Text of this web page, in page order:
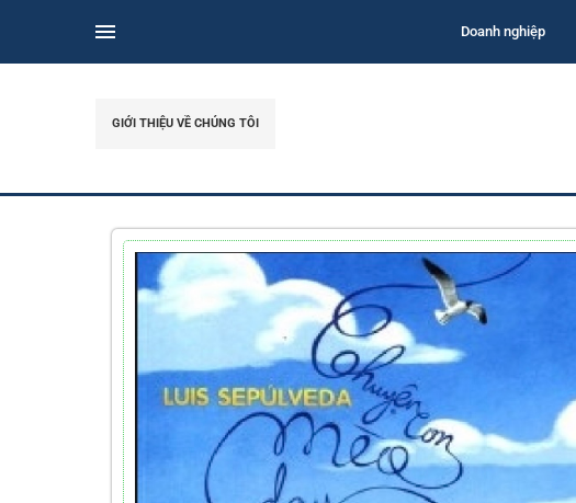
Doanh nghiệp
GIỚI THIỆU VỀ CHÚNG TÔI